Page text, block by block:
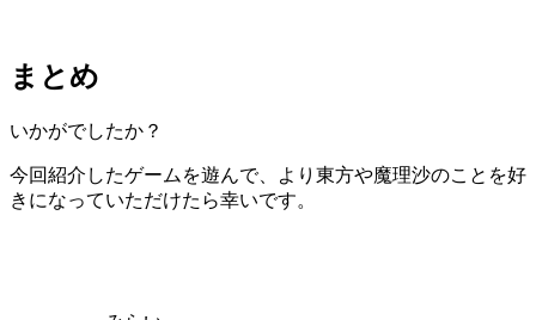
まとめ
いかがでしたか？
今回紹介したゲームを遊んで、より東方や魔理沙のことを好
きになっていただけたら幸いです。